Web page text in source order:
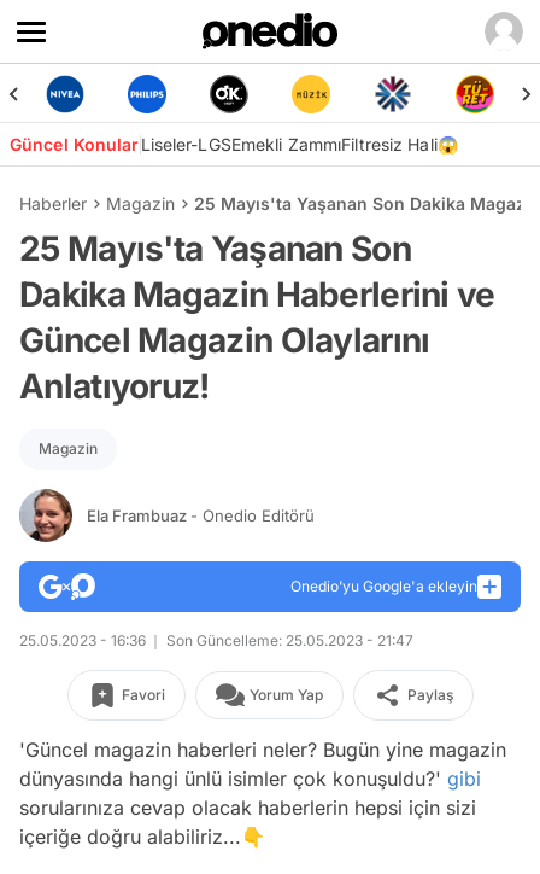
Güncel KonularLiseler-LGSEmekli ZammıFiltresiz Hali😱
Haberler Magazin 25 Mayıs'ta Yaşanan Son Dakika
25 Mayıs'ta Yaşanan Son
Dakika Magazin Haberlerini ve
Güncel Magazin Olaylarını
Anlatıyoruz!
Magazin
Ela Frambuaz - Onedio Editörü
Onedio’yu Google'a ekleyin
25.05.2023 - 16:36 Son Güncelleme: 25.05.2023 - 21:47
Favori Yorum Yap Paylaş
'Güncel magazin haberleri neler? Bugün yine magazin
dünyasında hangi ünlü isimler çok konuşuldu?' gibi
sorularınıza cevap olacak haberlerin hepsi için sizi
içeriğe doğru alabiliriz...👇